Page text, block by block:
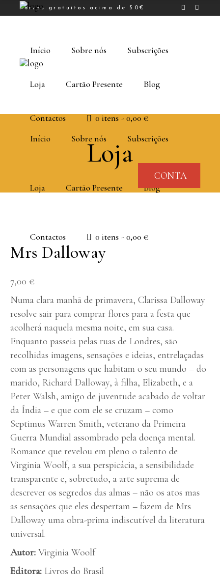
Portes gratuitos acima de 50€
Início Sobre nós Subscrições
Loja Cartão Presente Blog
Contactos 0 itens 0,00 €
CONTA
Início Sobre nós Subscrições
Loja Cartão Presente Blog
Contactos 0 itens 0,00 €
Loja
Mrs Dalloway
7,00€
Numa clara manhã de primavera, Clarissa Dalloway
resolve sair para comprar flores para a festa que
acolherá naquela mesma noite, em sua casa.
Enquanto passeia pelas ruas de Londres, são
recolhidas imagens, sensações e ideias, entrelaçadas
com as personagens que habitam o seu mundo – do
marido, Richard Dalloway, à filha, Elizabeth, e a
Peter Walsh, amigo de juventude acabado de voltar
da Índia – e que com ele se cruzam – como
Septimus Warren Smith, veterano da Primeira
Guerra Mundial assombrado pela doença mental.
Romance que revelou em pleno o talento de
Virginia Woolf, a sua perspicácia, a sensibilidade
transparente e, sobretudo, a arte suprema de
descrever os segredos das almas – não os atos mas
as sensações que eles despertam – fazem de Mrs
Dalloway uma obra-prima indiscutível da literatura
universal.
Autor: Virginia Woolf
Editora: Livros do Brasil